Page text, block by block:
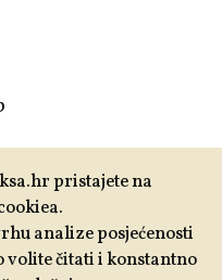
ZANIMATI
pristajete na
analize posjećenosti
volite čitati i konstantno